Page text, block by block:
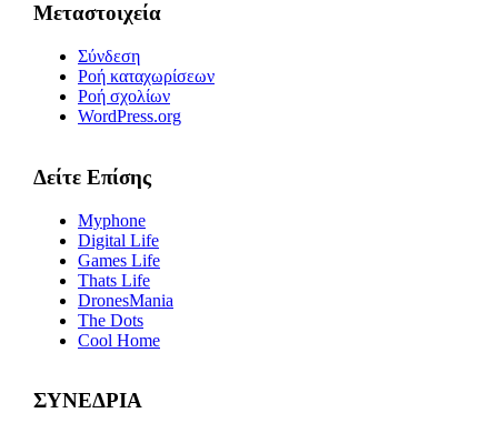
Μεταστοιχεία
Σύνδεση
Ροή καταχωρίσεων
Ροή σχολίων
WordPress.org
Δείτε Επίσης
Myphone
Digital Life
Games Life
Thats Life
DronesMania
The Dots
Cool Home
ΣΥΝΕΔΡΙΑ